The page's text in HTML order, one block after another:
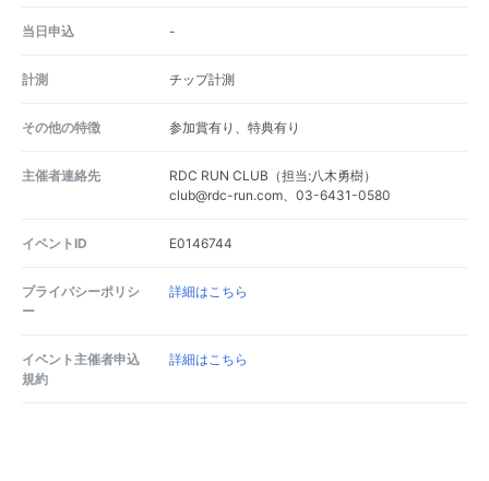
当日申込 -
計測 チップ計測
その他の特徴 参加賞有り、特典有り
主催者連絡先
RDC RUN CLUB（担当:八木勇樹）
club@rdc-run.com、03-6431-0580
イベントID E0146744
プライバシーポリシ
ー
詳細はこちら
イベント主催者申込
規約
詳細はこちら